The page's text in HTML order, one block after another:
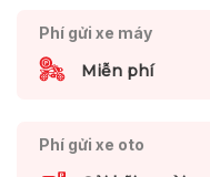
Phí gửi xe máy
Miễn phí
Phí gửi xe oto